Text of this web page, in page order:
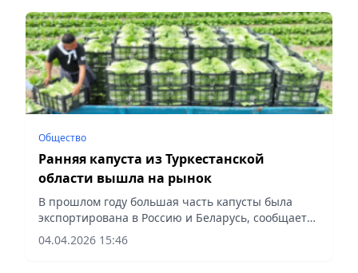
Общество
Ранняя капуста из Туркестанской
области вышла на рынок
В прошлом году большая часть капусты была
экспортирована в Россию и Беларусь, сообщает
Vecher.kz.
04.04.2026 15:46